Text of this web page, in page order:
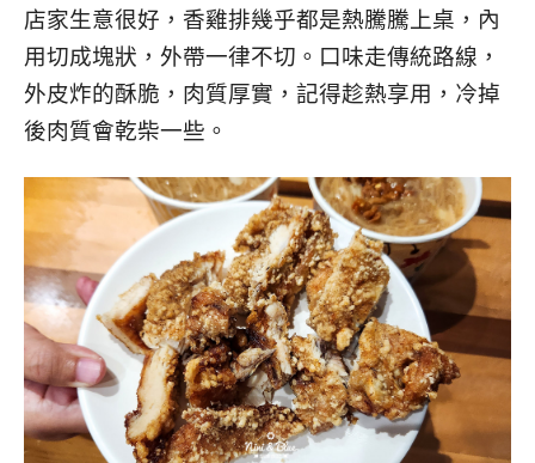
店家生意很好，香雞排幾乎都是熱騰騰上桌，內
用切成塊狀，外帶一律不切。口味走傳統路線，
外皮炸的酥脆，肉質厚實，記得趁熱享用，冷掉
後肉質會乾柴一些。